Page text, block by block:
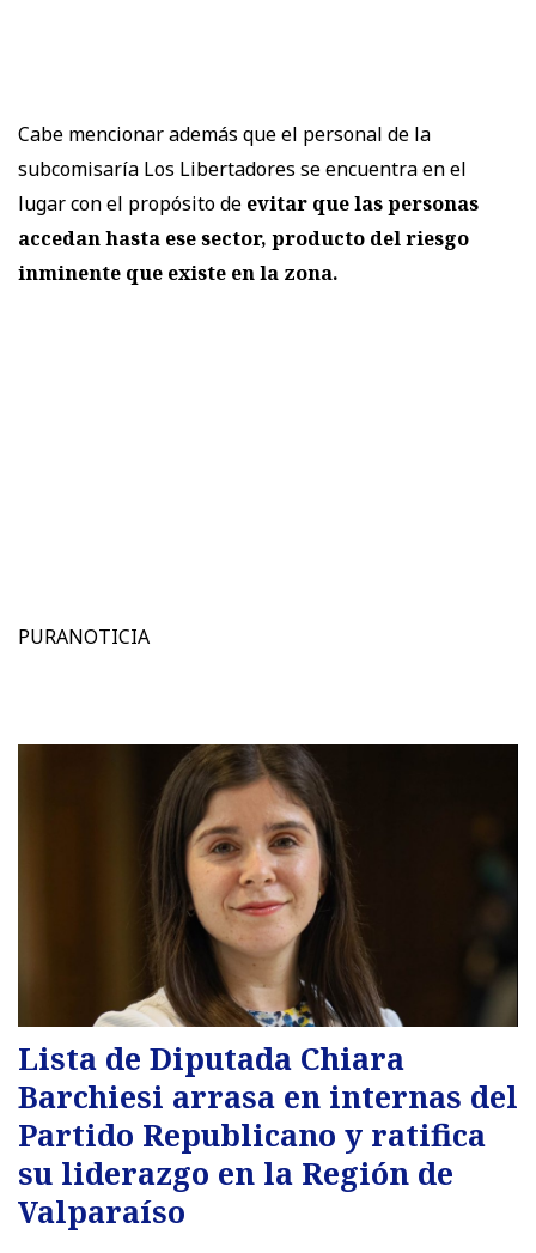
Cabe mencionar además que el personal de la
subcomisaría Los Libertadores se encuentra en el
lugar con el propósito de evitar que las personas
accedan hasta ese sector, producto del riesgo
inminente que existe en la zona.
PURANOTICIA
Lista de Diputada Chiara
Barchiesi arrasa en internas del
Partido Republicano y ratifica
su liderazgo en la Región de
Valparaíso